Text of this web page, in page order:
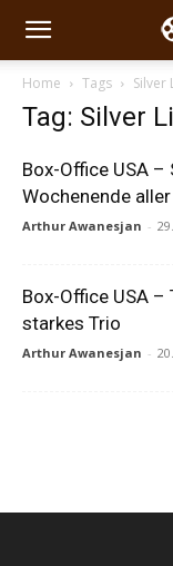
Home Tags Silver
Tag: Silver
Box-Office USA
Wochenende
Arthur Awanesjan -
Box-Office USA
starkes Trio
Arthur Awanesjan -